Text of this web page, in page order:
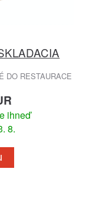
DO RESTAURACE
ihneď
8.